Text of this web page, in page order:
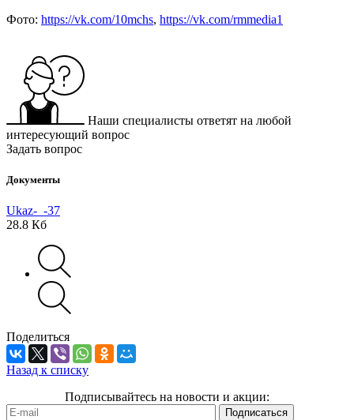
Фото: https://vk.com/10mchs, https://vk.com/rmmedia1
Наши специалисты ответят на любой
интересующий вопрос
Задать вопрос
Документы
Ukaz-_-37
28.8 Кб
Поделиться
Назад к списку
Подписывайтесь на новости и акции: